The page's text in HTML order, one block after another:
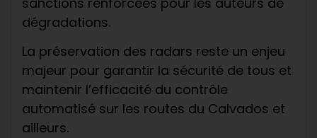
dégradations.
La préservation des radars reste un enjeu
majeur pour garantir la sécurité de tous et
maintenir l’efficacité du contrôle
automatisé sur les routes du Calvados et
ailleurs.